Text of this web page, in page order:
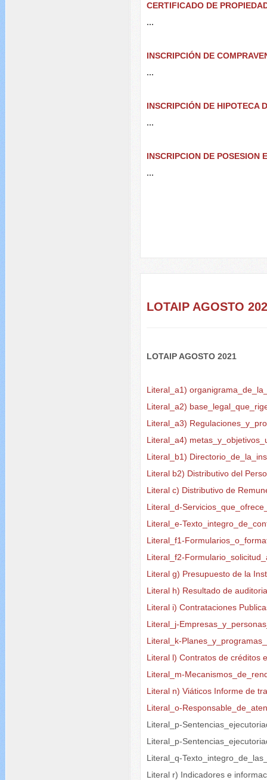
CERTIFICADO DE
...
INSCRIPCIÓN DE
...
INSCRIPCIÓN DE HIPOTECA
...
INSCRIPCION DE POSESION
...
LOTAIP AGOSTO
LOTAIP AGOSTO 2021
Literal_a1)
Literal_a2)
Literal_a3)
Literal_a4)
Literal_b1)
Literal b2) Distributivo del
Literal c) Distributivo de
Literal_d-
Literal_e-
Literal_f1-
Literal_f2-
Literal g) Presupuesto de la
Literal h) Resultado de
Literal i) Contrataciones
Literal_j-
Literal_k-
Literal l) Contratos de créditos
Literal_m-
Literal n) Viáticos Informe de
Literal_o-
Literal_p-
Literal_p-
Literal_q-
Literal r) Indicadores e